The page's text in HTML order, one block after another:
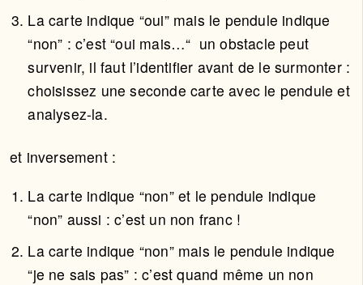
La carte indique “oui” mais le pendule indique
“non” : c’est “oui mais…“ un obstacle peut
survenir, il faut l’identifier avant de le surmonter :
choisissez une seconde carte avec le pendule et
analysez-la.
et inversement :
La carte indique “non” et le pendule indique
“non” aussi : c’est un non franc !
La carte indique “non” mais le pendule indique
“je ne sais pas” : c’est quand même un non